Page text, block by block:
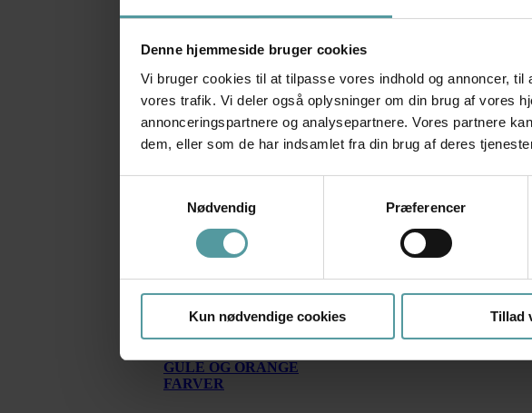
Denne hjemmeside bruger cookies
Vi bruger cookies til at tilpasse vores indhold og annoncer,
vores trafik. Vi deler også oplysninger om din brug af vores
annonceringspartnere og analysepartnere. Vores partnere
dem, eller som de har indsamlet fra din brug af deres
Nødvendig
Præferencer
Kun nødvendige cookies Tillad
FARVER
FARVER
GULE OG ORANGE
FARVER